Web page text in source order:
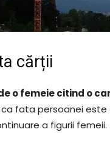
cărții
o femeie citind o
fata persoanei
a figurii femeii.